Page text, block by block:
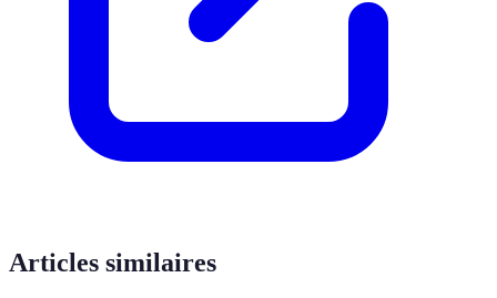
Articles similaires